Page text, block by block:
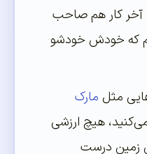
آخر کار هم صاحب
که خودش خودشو
مثل مارک
هیچ ارزشی
فالوئر، فهمیده چطور از این زمین درست